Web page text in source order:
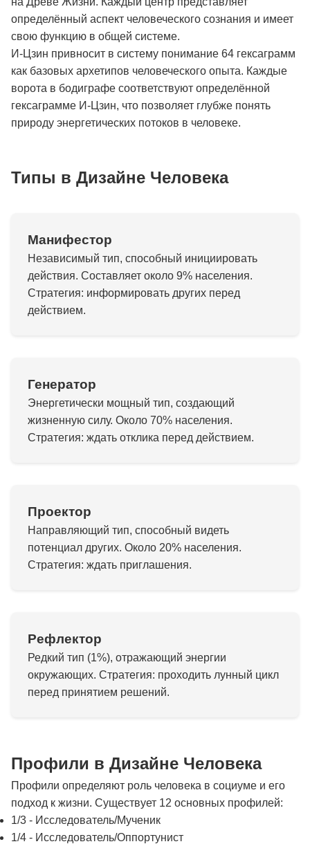
определённый аспект человеческого сознания и имеет
свою функцию в общей системе.
И-Цзин привносит в систему понимание 64 гексаграмм
как базовых архетипов человеческого опыта. Каждые
ворота в бодиграфе соответствуют определённой
гексаграмме И-Цзин, что позволяет глубже понять
природу энергетических потоков в человеке.
Типы в Дизайне Человека
Манифестор
Независимый тип, способный инициировать
действия. Составляет около 9% населения.
Стратегия: информировать других перед
действием.
Генератор
Энергетически мощный тип, создающий
жизненную силу. Около 70% населения.
Стратегия: ждать отклика перед действием.
Проектор
Направляющий тип, способный видеть
потенциал других. Около 20% населения.
Стратегия: ждать приглашения.
Рефлектор
Редкий тип (1%), отражающий энергии
окружающих. Стратегия: проходить лунный цикл
перед принятием решений.
Профили в Дизайне Человека
Профили определяют роль человека в социуме и его
подход к жизни. Существует 12 основных профилей:
1/3 - Исследователь/Мученик
1/4 - Исследователь/Оппортунист